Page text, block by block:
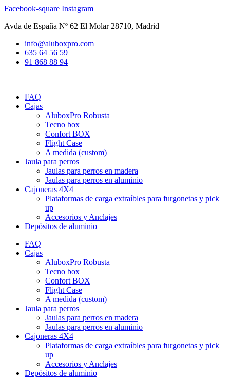
Ir
contenido
Facebook-square Instagram
Avda de España Nº 62 El Molar 28710, Madrid
info@aluboxpro.com
635 64 56 59
91 868 88 94
FAQ
Cajas
AluboxPro Robusta
Tecno box
Confort BOX
Flight Case
A medida (custom)
Jaula para perros
Jaulas para perros en madera
Jaulas para perros en aluminio
Cajoneras 4X4
Plataformas de carga extraíbles para furgonetas y pick
up
Accesorios y Anclajes
Depósitos de aluminio
FAQ
Cajas
AluboxPro Robusta
Tecno box
Confort BOX
Flight Case
A medida (custom)
Jaula para perros
Jaulas para perros en madera
Jaulas para perros en aluminio
Cajoneras 4X4
Plataformas de carga extraíbles para furgonetas y pick
up
Accesorios y Anclajes
Depósitos de aluminio